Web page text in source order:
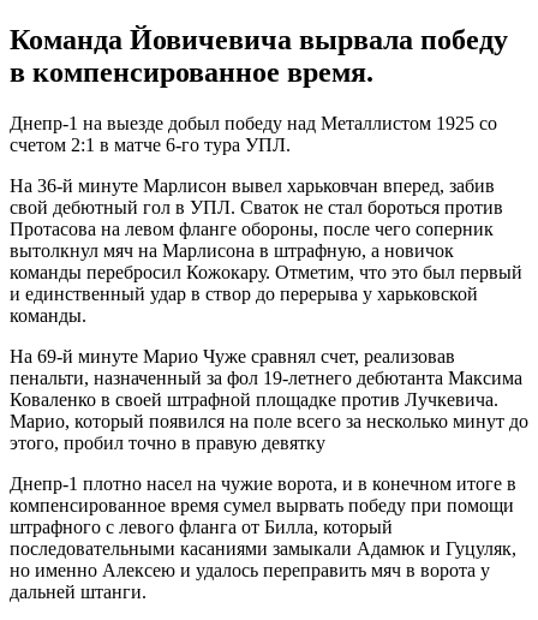
Команда Йовичевича вырвала победу
в компенсированное время.
Днепр-1 на выезде добыл победу над Металлистом 1925 со
счетом 2:1 в матче 6-го тура УПЛ.
На 36-й минуте Марлисон вывел харьковчан вперед, забив
свой дебютный гол в УПЛ. Сваток не стал бороться против
Протасова на левом фланге обороны, после чего соперник
вытолкнул мяч на Марлисона в штрафную, а новичок
команды перебросил Кожокару. Отметим, что это был первый
и единственный удар в створ до перерыва у харьковской
команды.
На 69-й минуте Марио Чуже сравнял счет, реализовав
пенальти, назначенный за фол 19-летнего дебютанта Максима
Коваленко в своей штрафной площадке против Лучкевича.
Марио, который появился на поле всего за несколько минут до
этого, пробил точно в правую девятку
Днепр-1 плотно насел на чужие ворота, и в конечном итоге в
компенсированное время сумел вырвать победу при помощи
штрафного с левого фланга от Билла, который
последовательными касаниями замыкали Адамюк и Гуцуляк,
но именно Алексею и удалось переправить мяч в ворота у
дальней штанги.